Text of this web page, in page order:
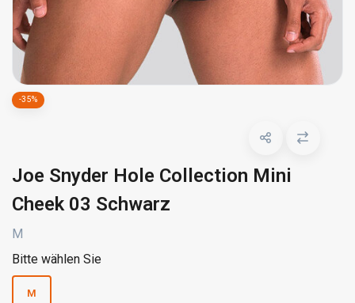
-35%
Joe Snyder Hole Collection Mini
Cheek 03 Schwarz
M
Bitte wählen Sie
M